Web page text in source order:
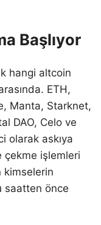
Başlıyor
hangi altcoin
ETH,
Manta, Starknet,
DAO, Celo ve
olarak askıya
çekme işlemleri
kimselerin
saatten önce